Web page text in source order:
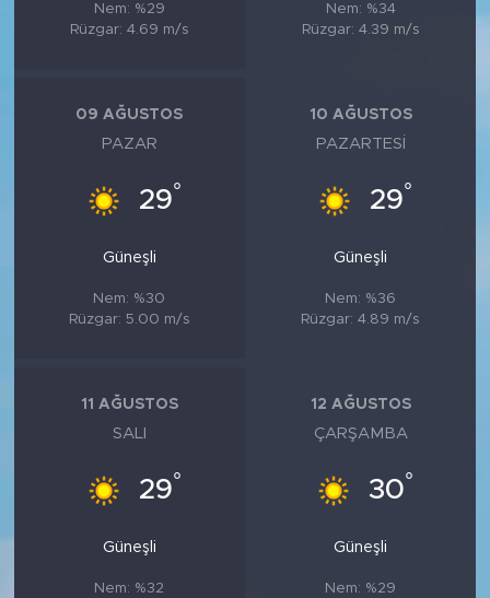
Nem: %29
Rüzgar: 4.69 m/s
Nem: %34
Rüzgar: 4.39 m/s
09 AĞUSTOS
PAZAR
29°
Güneşli
Nem: %30
Rüzgar: 5.00 m/s
10 AĞUSTOS
PAZARTESI
29°
Güneşli
Nem: %36
Rüzgar: 4.89 m/s
11 AĞUSTOS
SALI
29°
Güneşli
Nem: %32
12 AĞUSTOS
ÇARŞAMBA
30°
Güneşli
Nem: %29